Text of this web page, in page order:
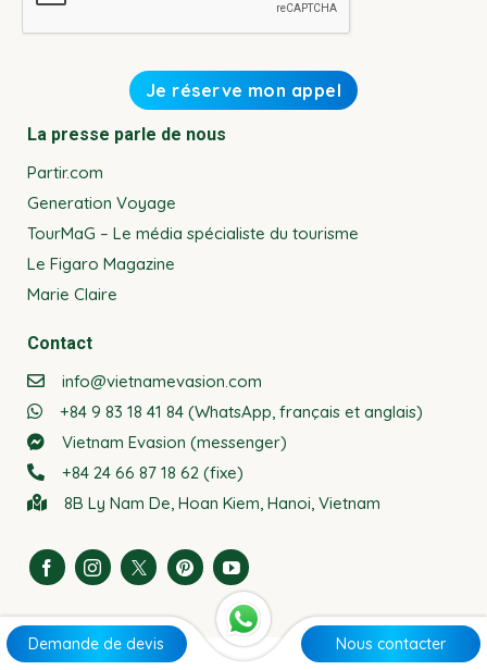
La presse parle de nous
Partir.com
Generation Voyage
TourMaG – Le média spécialiste du tourisme
Le Figaro Magazine
Marie Claire
Contact
info@vietnamevasion.com
+84 9 83 18 41 84 (WhatsApp, français et anglais)
Vietnam Evasion (messenger)
+84 24 66 87 18 62 (fixe)
8B Ly Nam De, Hoan Kiem, Hanoi, Vietnam
Demande de devis Nous contacter